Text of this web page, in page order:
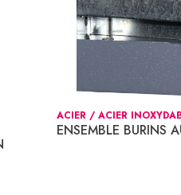
ACIER / ACIER
ENSEMBLE BURINS